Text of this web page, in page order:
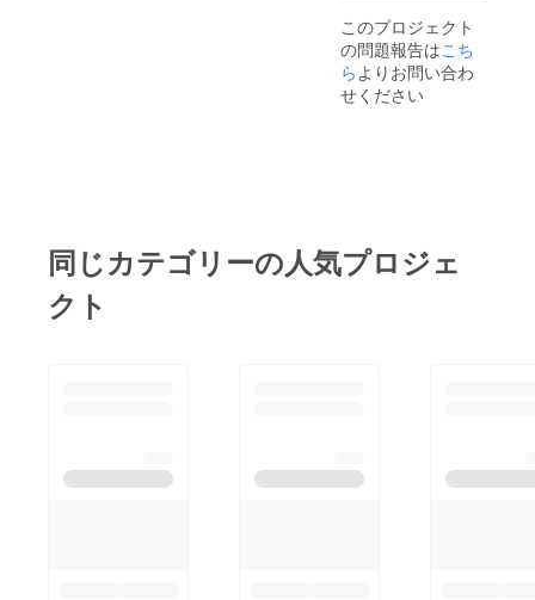
このプロジェクト
の問題報告はこち
らよりお問い合わ
せください
同じカテゴリーの人気プロジェ
クト